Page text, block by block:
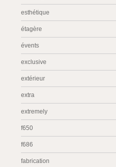
esthétique
étagère
évents
exclusive
extérieur
extra
extremely
f650
f686
fabrication